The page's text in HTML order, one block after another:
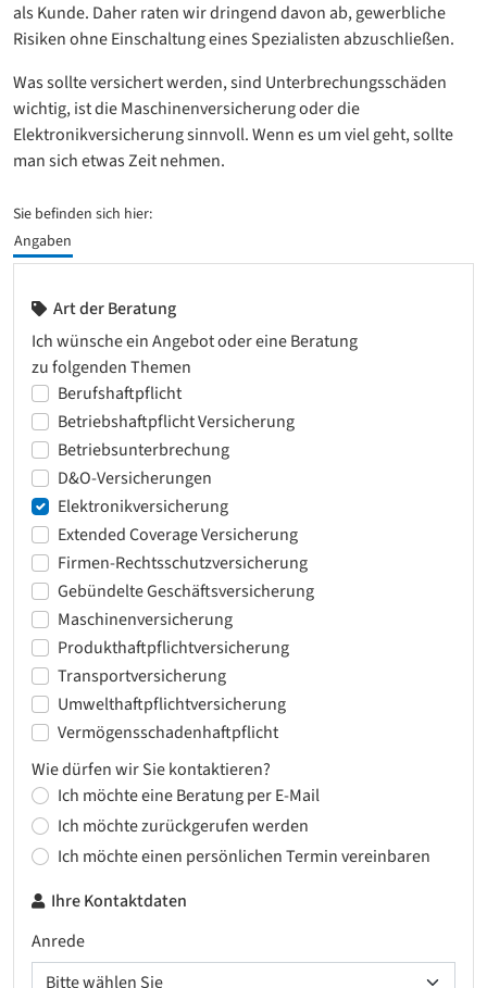
als Kunde. Daher raten wir dringend davon ab, gewerbliche
Risiken ohne Einschaltung eines Spezialisten abzuschließen.
Was sollte versichert werden, sind Unterbrechungsschäden
wichtig, ist die Maschinenversicherung oder die
Elektronikversicherung sinnvoll. Wenn es um viel geht, sollte
man sich etwas Zeit nehmen.
Sie befinden sich hier:
Angaben
Art der Beratung
Ich wünsche ein Angebot oder eine Beratung
zu folgenden Themen
Berufshaftpflicht
Betriebshaftpflicht Versicherung
Betriebsunterbrechung
D&O-Versicherungen
Elektronikversicherung
Extended Coverage Versicherung
Firmen-Rechtsschutzversicherung
Gebündelte Geschäftsversicherung
Maschinenversicherung
Produkthaftpflichtversicherung
Transportversicherung
Umwelthaftpflichtversicherung
Vermögensschadenhaftpflicht
Wie dürfen wir Sie kontaktieren?
Ich möchte eine Beratung per E-Mail
Ich möchte zurückgerufen werden
Ich möchte einen persönlichen Termin vereinbaren
Ihre Kontaktdaten
Anrede